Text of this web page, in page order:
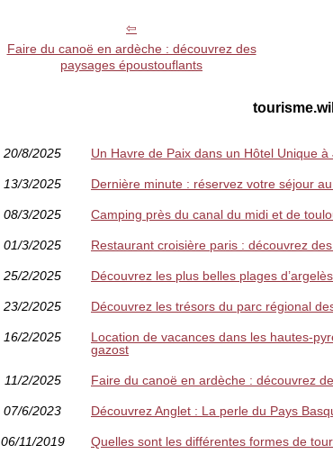
Faire du canoë en ardèche : découvrez des
paysages époustouflants
20/8/2025 Un Havre de Paix dans un Hôtel Unique à
13/3/2025 Dernière minute : réservez votre séjour
08/3/2025 Camping près du canal du midi et de
01/3/2025 Restaurant croisière paris : découvrez
25/2/2025 Découvrez les plus belles plages
23/2/2025 Découvrez les trésors du parc régional
16/2/2025
Location de vacances dans les hautes-
gazost
11/2/2025 Faire du canoë en ardèche : découvrez
07/6/2023 Découvrez Anglet : La perle du Pays
06/11/2019 Quelles sont les différentes formes de